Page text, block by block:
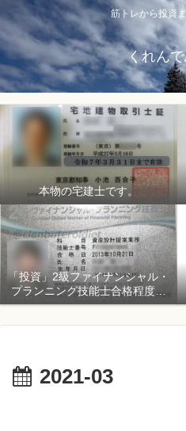
筋トレから投資
くれん
本物の宅建士です。
「投資」2級ファイナンシャル・
プランニング技能士合格程度で
ようやく初心者「資産形成」
2021-03